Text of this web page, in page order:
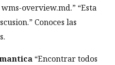
overview.md.” “Esta
Conoces las
“Encontrar todos